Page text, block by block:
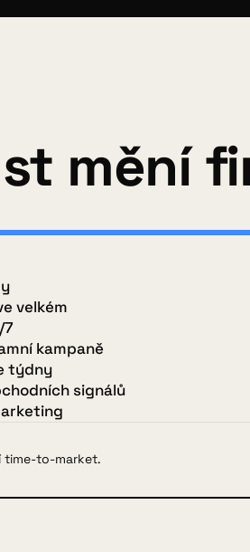
mění
velkém
7
kampaně
týdny
signálů
time-to-market.